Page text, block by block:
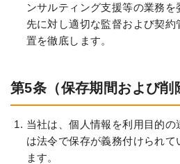
ンサルティング支援等の業務
先に対し適切な監督および契
置を徹底します。
第5条（保存期間および削
当社は、個人情報を利用目的の
は法令で保存が義務付けられて
ます。